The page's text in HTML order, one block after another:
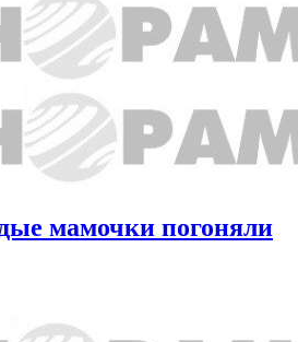
мамочки погоняли